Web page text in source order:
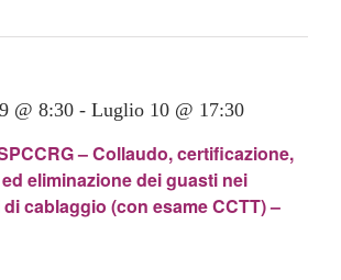
– Collaudo, certificazione,
eliminazione dei guasti nei
cablaggio (con esame CCTT) –
@ 8:30 - Luglio 10 @ 17:30